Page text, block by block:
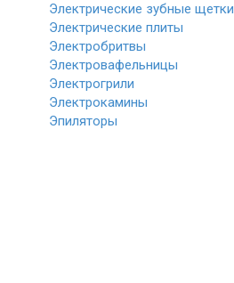
Электрические зубные щетки
Электрические плиты
Электробритвы
Электровафельницы
Электрогрили
Электрокамины
Эпиляторы